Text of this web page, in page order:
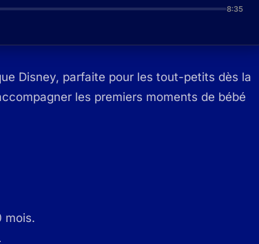
8:35
Disney, parfaite pour les tout-petits dès la
les premiers moments de bébé
mois.